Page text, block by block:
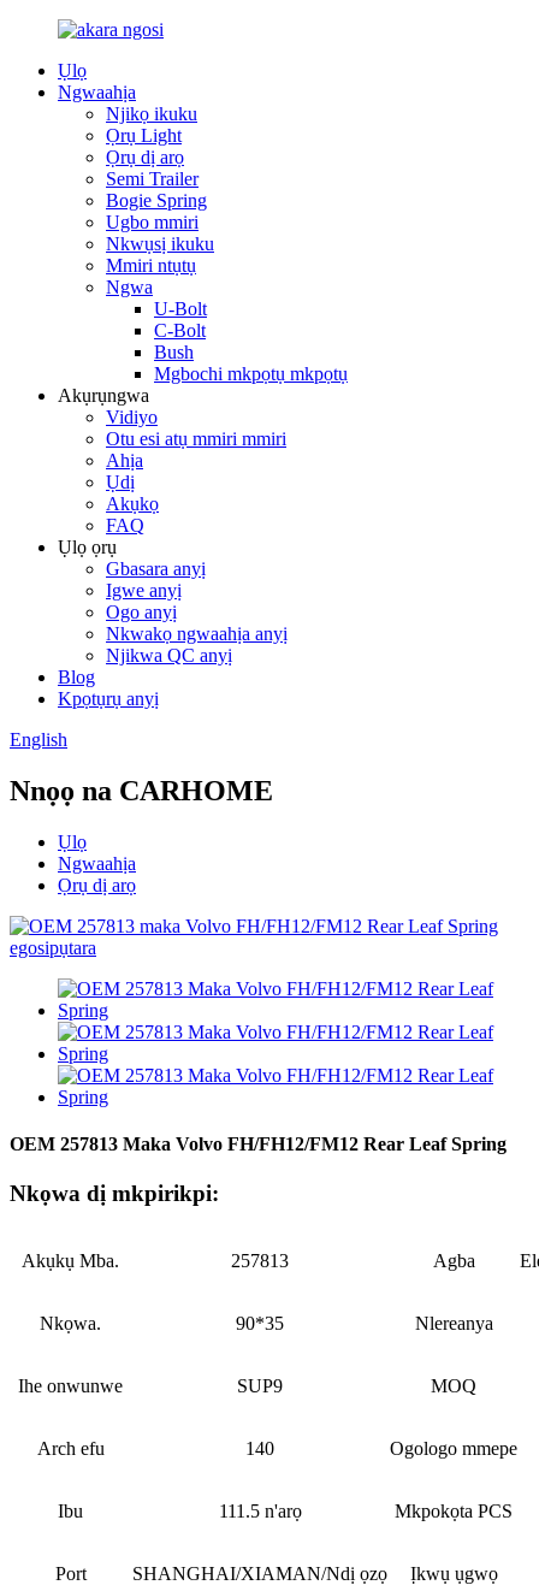
Ụlọ
Ngwaahịa
Njikọ ikuku
Ọrụ Light
Ọrụ dị arọ
Semi Trailer
Bogie Spring
Ugbo mmiri
Nkwụsị ikuku
Mmiri ntụtụ
Ngwa
U-Bolt
C-Bolt
Bush
Mgbochi mkpọtụ mkpọtụ
Akụrụngwa
Vidiyo
Otu esi atụ mmiri mmiri
Ahịa
Ụdị
Akụkọ
FAQ
Ụlọ ọrụ
Gbasara anyị
Igwe anyị
Ogo anyị
Nkwakọ ngwaahịa anyị
Njikwa QC anyị
Blog
Kpọtụrụ anyị
English
Nnọọ na CARHOME
Ụlọ
Ngwaahịa
Ọrụ dị arọ
OEM 257813 Maka Volvo FH/FH12/FM12 Rear Leaf Spring
Nkọwa dị mkpirikpi:
Akụkụ Mba. 257813 Agba
Nkọwa. 90*35 Nlereanya
Ihe onwunwe SUP9 MOQ
Arch efu 140 Ogologo mmepe
Ibu 111.5 n'arọ Mkpokọta PCS
Port SHANGHAI/XIAMAN/Ndị ọzọ Ịkwụ ụgwọ